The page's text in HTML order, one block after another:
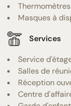
Masques à
Services
Service
Salles de
Réception
Centre